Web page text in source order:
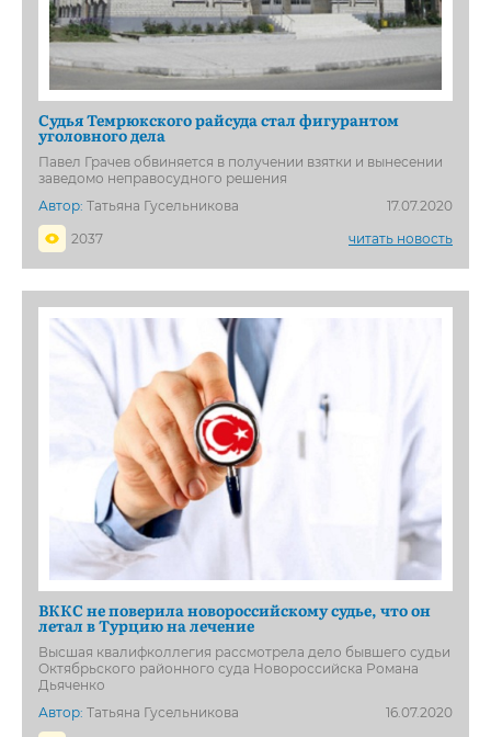
Судья Темрюкского райсуда стал фигурантом
уголовного дела
Павел Грачев обвиняется в получении взятки и вынесении
заведомо неправосудного решения
Автор: Татьяна Гусельникова
17.07.2020
2037
читать новость
ВККС не поверила новороссийскому судье, что он
летал в Турцию на лечение
Высшая квалифколлегия рассмотрела дело бывшего судьи
Октябрьского районного суда Новороссийска Романа
Дьяченко
Автор: Татьяна Гусельникова
16.07.2020